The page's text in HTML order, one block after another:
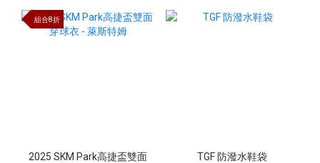
組合8折
2025 SKM Park高捷盃雙面
TGF 防潑水鞋袋